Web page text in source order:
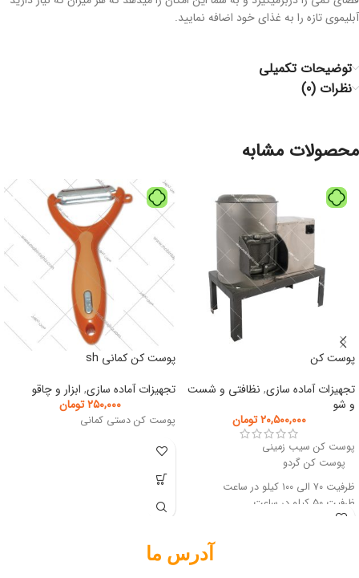
آبلیموی تازه را به غذای خود اضافه نمایید.
توضیحات تکمیلی
نظرات (0)
محصولات مشابه
پوست کن
تجهیزات آماده سازی, نظافتی و شست
و شو
۲۰,۵۰۰,۰۰۰تومان
پوست کن سیب زمینی
پوست کن گردو
ظرفیت ۷۰ الی ۱۰۰ کیلو در ساعت
ظرفیت ۵۰ کیلو در ساعت
پوست کن کمانی sh
تجهیزات آماده سازی, ابزار و چاقو
۲۵۰,۰۰۰ تومان
پوست کن دستی کمانی
آدرس ما